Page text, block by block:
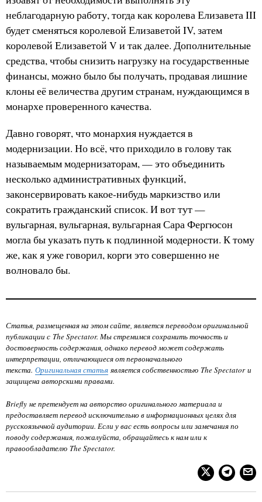
неблагодарную работу, тогда как королева Елизавета III
будет сменяться королевой Елизаветой IV, затем
королевой Елизаветой V и так далее. Дополнительные
средства, чтобы снизить нагрузку на государственные
финансы, можно было бы получать, продавая лишние
клоны её величества другим странам, нуждающимся в
монархе проверенного качества.
Давно говорят, что монархия нуждается в
модернизации. Но всё, что приходило в голову так
называемым модернизаторам, — это объединить
несколько административных функций,
законсервировать какое-нибудь маркизство или
сократить гражданский список. И вот тут —
вульгарная, вульгарная, вульгарная Сара Фергюсон
могла бы указать путь к подлинной модерности. К тому
же, как я уже говорил, корги это совершенно не
волновало бы.
Статья, размещенная на этом сайте, является переводом оригинальной
публикации с The Spectator. Мы стремимся сохранить точность и
достоверность содержания, однако перевод может содержать
интерпретации, отличающиеся от первоначального
текста. Оригинальная статьяявляется собственностью The Spectator и
защищена авторскими правами.
Briefly не претендует на авторство оригинального материала и
предоставляет перевод исключительно в информационных целях для
русскоязычной аудитории. Если у вас есть вопросы или замечания по
поводу содержания, пожалуйста, обращайтесь к нам или к
правообладателю The Spectator.